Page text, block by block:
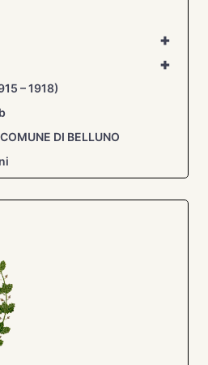
+
+
– 1918)
DI BELLUNO